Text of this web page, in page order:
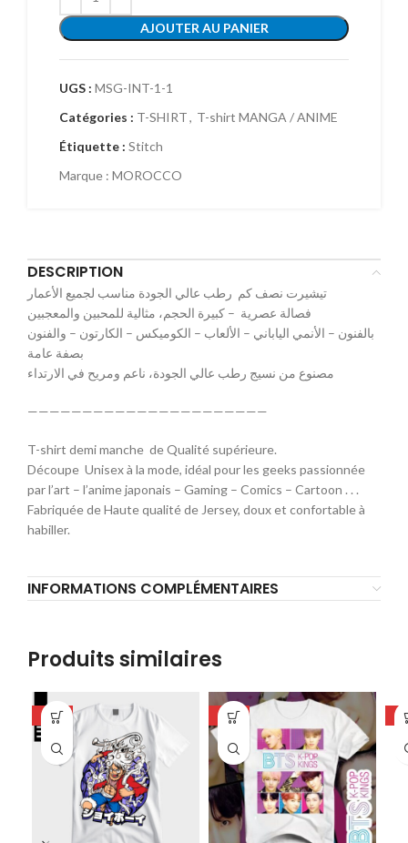
AJOUTER AU PANIER
UGS : MSG-INT-1-1
Catégories : T-SHIRT, T-shirt MANGA / ANIME
Étiquette : Stitch
Marque : MOROCCO
DESCRIPTION
تيشيرت نصف كم رطب عالي الجودة مناسب لجميع الأعمار
فصالة عصرية – كبيرة الحجم، مثالية للمحبين والمعجبين
بالفنون – الأنمي الياباني – الألعاب – الكوميكس – الكارتون – والفنون
بصفة عامة
مصنوع من نسيج رطب عالي الجودة، ناعم ومريح في الارتداء
——————————————————————
T-shirt demi manche de Qualité supérieure.
Découpe Unisex à la mode, idéal pour les geeks passionnée
par l’art – l’anime japonais – Gaming – Comics – Cartoon . . .
Fabriquée de Haute qualité de Jersey, doux et confortable à
habiller.
INFORMATIONS COMPLÉMENTAIRES
Produits similaires
-25% -51% -